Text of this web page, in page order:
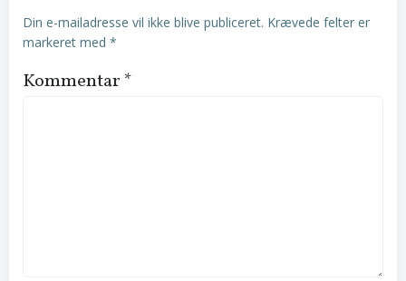
Din e-mailadresse vil ikke blive publiceret. Krævede felter er
markeret med *
Kommentar *